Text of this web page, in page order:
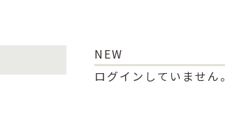
NEW
ログインしていません。